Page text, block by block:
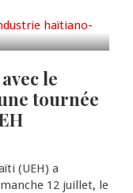
le
tournée
(UEH) a
12 juillet, le